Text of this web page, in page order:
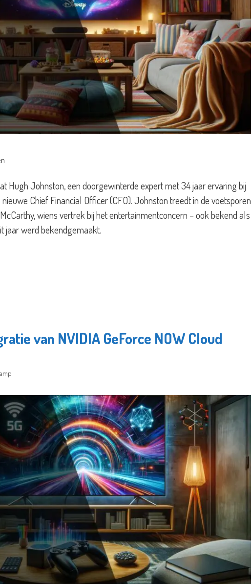
Hugh Johnston, een doorgewinterde expert met 34 jaar ervaring bij
Chief Financial Officer (CFO). Johnston treedt in de voetsporen
wiens vertrek bij het entertainmentconcern – ook bekend als
jaar werd bekendgemaakt.
van NVIDIA GeForce NOW Cloud